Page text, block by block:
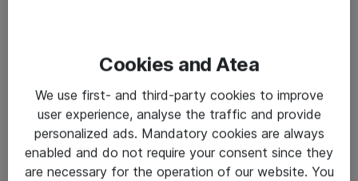
Cookies and Atea
We use first- and third-party cookies to improve
user experience, analyse the traffic and provide
personalized ads. Mandatory cookies are always
enabled and do not require your consent since they
are necessary for the operation of our website. You